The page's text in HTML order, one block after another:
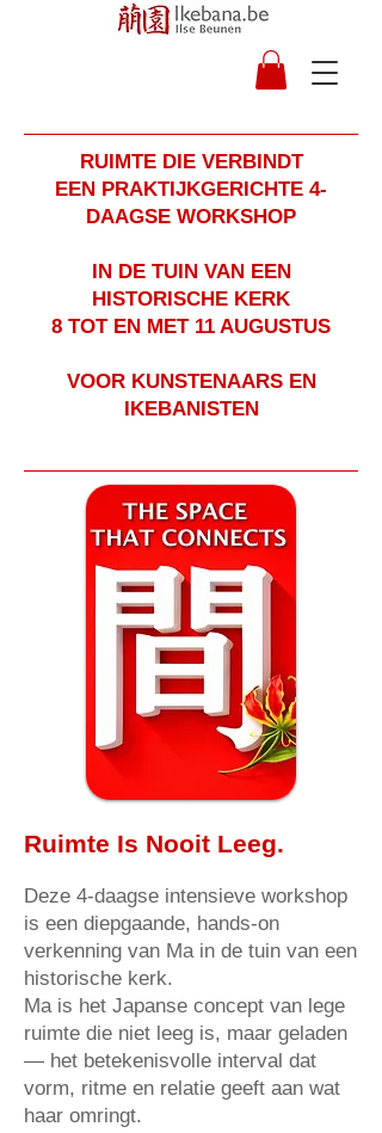
RUIMTE DIE VERBINDT
EEN PRAKTIJKGERICHTE 4-
DAAGSE WORKSHOP
IN DE TUIN VAN EEN
HISTORISCHE KERK
8 TOT EN MET 11 AUGUSTUS
VOOR KUNSTENAARS EN
IKEBANISTEN
Ruimte Is Nooit Leeg.
Deze 4-daagse intensieve workshop
is een diepgaande, hands-on
verkenning van Ma in de tuin van een
historische kerk.
Ma is het Japanse concept van lege
ruimte die niet leeg is, maar geladen
— het betekenisvolle interval dat
vorm, ritme en relatie geeft aan wat
haar omringt.